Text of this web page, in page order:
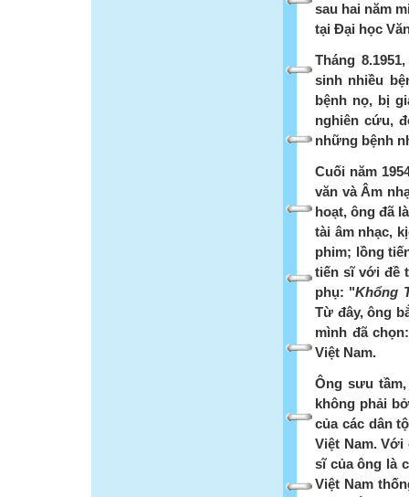
sau hai năm
tại Đại học
Tháng
sinh nhiều
bệnh nọ, bị
nghiên cứu,
những bệnh
Cuối năm
văn và Âm
hoạt, ông đã
tài âm nhạc,
phim; lồng
tiến sĩ với đề
phụ: "Khổng
Từ đây, ông
mình đã
Việt Nam.
Ông sưu
không phải
của các dân
Việt Nam.
sĩ của ông là
Việt Nam